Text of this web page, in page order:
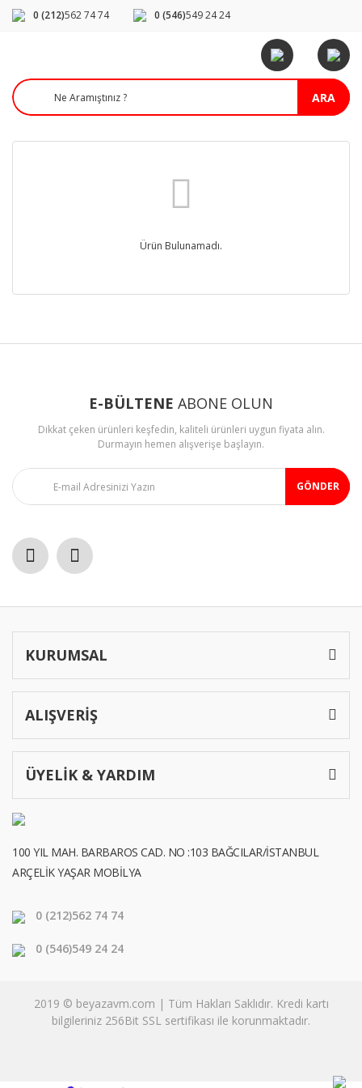
0 (212)562 74 74 0 (546)549 24 24
ARA
Ürün Bulunamadı.
E-BÜLTENE ABONE OLUN
Dikkat çeken ürünleri keşfedin, kaliteli ürünleri uygun fiyata alın.
Durmayın hemen alışverişe başlayın.
GÖNDER
KURUMSAL
ALIŞVERİŞ
ÜYELİK & YARDIM
100 YIL MAH. BARBAROS CAD. NO :103 BAĞCILAR/İSTANBUL
ARÇELİK YAŞAR MOBİLYA
0 (212)562 74 74
0 (546)549 24 24
2019 © beyazavm.com | Tüm Hakları Saklıdır. Kredi kartı
bilgileriniz 256Bit SSL sertifikası ile korunmaktadır.